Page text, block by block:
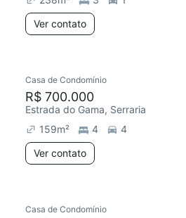
Ver contato
Casa de Condomínio
R$ 700.000
Estrada do Gama, Serraria
159m² 4
4
Ver contato
Casa de Condomínio